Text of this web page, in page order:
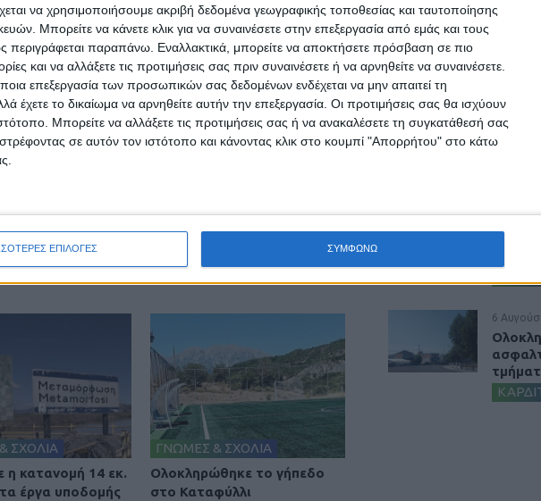
να χρησιμοποιήσουμε ακριβή δεδομένα γεωγραφικής τοποθεσίας και ταυτοποίησης
Μπορείτε να κάνετε κλικ για να συναινέσετε στην επεξεργασία από εμάς και τους
περιγράφεται παραπάνω. Εναλλακτικά, μπορείτε να αποκτήσετε πρόσβαση σε πιο
και να αλλάξετε τις προτιμήσεις σας πριν συναινέσετε ή να αρνηθείτε να συναινέσετε.
επεξεργασία των προσωπικών σας δεδομένων ενδέχεται να μην απαιτεί τη
έχετε το δικαίωμα να αρνηθείτε αυτήν την επεξεργασία. Οι προτιμήσεις σας θα ισχύουν
Μπορείτε να αλλάξετε τις προτιμήσεις σας ή να ανακαλέσετε τη συγκατάθεσή σας
σε αυτόν τον ιστότοπο και κάνοντας κλικ στο κουμπί "Απορρήτου" στο κάτω
ΕΠΙΛΟΓΕΣ ΣΥΜΦΩΝΩ
ΜΠΟΥΡΟΥΣΗΣ: Με τον ΑΣΚ στη basket league!!!
Εφημερίδα της Καρδίτσας
ΣΧΟΛΙΑ
η κατανομή 14 εκ.
έργα υποδομής
ΓΝΩΜΕΣ & ΣΧΟΛΙΑ
Ολοκληρώθηκε το γήπεδο
στο Καταφύλλι
6
6
6